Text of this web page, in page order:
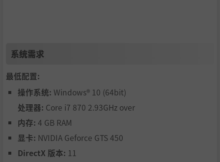
系统需求
最低配置:
操作系统: Windows® 10 (64bit)
处理器: Core i7 870 2.93GHz over
内存: 4 GB RAM
显卡: NVIDIA Geforce GTS 450
DirectX 版本: 11